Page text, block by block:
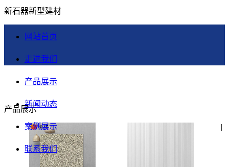
新石器新型建材
网站首页
走进我们
产品展示
新闻动态
案例展示
联系我们
产品展示
|